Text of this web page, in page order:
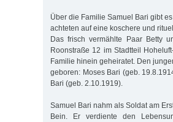
Über die Familie Samuel Bari gibt
achteten auf eine koschere und
Das frisch vermählte Paar Betty
Roonstraße 12 im Stadtteil
Familie hinein geheiratet. Den
geboren: Moses Bari (geb.
Bari (geb. 2.10.1919).
Samuel Bari nahm als Soldat am
Bein. Er verdiente den